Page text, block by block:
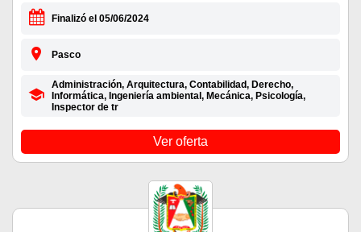
Finalizó el 05/06/2024
Pasco
Administración, Arquitectura, Contabilidad, Derecho,
Informática, Ingeniería ambiental, Mecánica, Psicología,
Inspector de tr
Ver oferta